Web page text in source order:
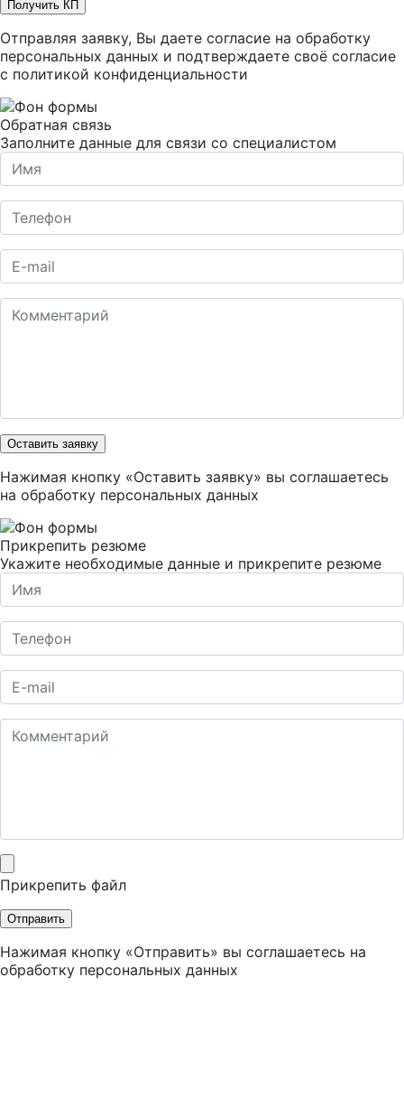
Получить КП
Отправляя заявку, Вы даете согласие на обработку
персональных данных и подтверждаете своё согласие
с политикой конфиденциальности
Обратная связь
Заполните данные для связи со специалистом
Оставить заявку
Нажимая кнопку «Оставить заявку» вы соглашаетесь
на обработку персональных данных
Прикрепить резюме
Укажите необходимые данные и прикрепите резюме
Прикрепить файл
Отправить
Нажимая кнопку «Отправить» вы соглашаетесь на
обработку персональных данных